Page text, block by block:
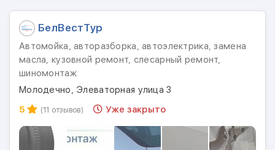
БелВестТур
Автомойка, авторазборка, автоэлектрика, замена
масла, кузовной ремонт, слесарный ремонт,
шиномонтаж
Молодечно, Элеваторная улица 3
5
(11 отзывов) Уже закрыто